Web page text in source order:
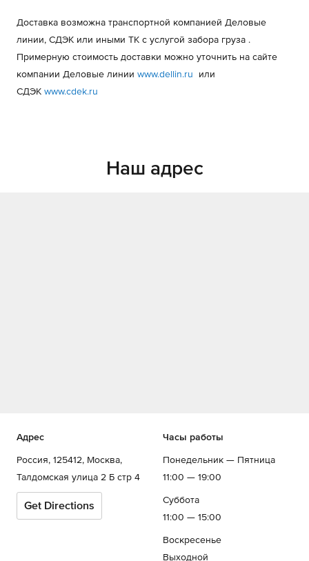
Доставка возможна транспортной компанией Деловые
линии, СДЭК или иными ТК с услугой забора груза .
Примерную стоимость доставки можно уточнить на сайте
компании Деловые линии www.dellin.ru или
СДЭК www.cdek.ru
Наш адрес
Адрес
Россия, 125412, Москва,
Талдомская улица 2 Б стр 4
Get Directions
Часы работы
Понедельник — Пятница
11:00 — 19:00
Суббота
11:00 — 15:00
Воскресенье
Выходной